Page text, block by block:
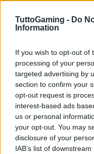
TuttoGaming - Do
Information
If you wish to opt-out of
processing of your
targeted advertising by
section to confirm your
opt-out request is
interest-based ads
us or personal
your opt-out. You may
disclosure of your
IAB’s list of